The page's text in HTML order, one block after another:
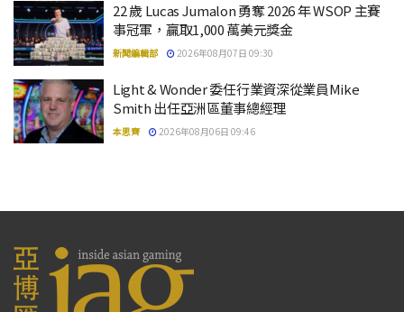
22 歲 Lucas Jumalon 勇奪 2026 年 WSOP 主賽
事冠軍，贏取1,000 萬美元獎金
新聞編輯部 2026年08月07日 09:30
Light & Wonder 委任行業資深從業員Mike
Smith 出任亞洲區董事總經理
本思齊 2026年08月06日 09:46